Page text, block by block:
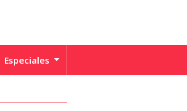
Especiales